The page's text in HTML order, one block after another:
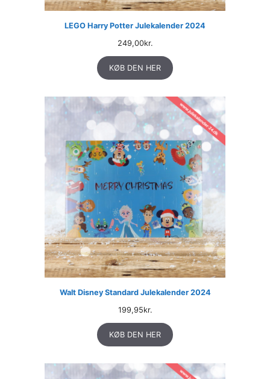
LEGO Harry Potter Julekalender 2024
249,00kr.
KØB DEN HER
Walt Disney Standard Julekalender 2024
199,95kr.
KØB DEN HER